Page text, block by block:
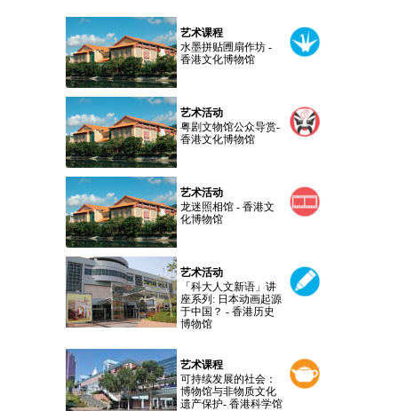
艺术课程
水墨拼贴圑扇作坊 -
香港文化博物馆
艺术活动
粤剧文物馆公众导赏-
香港文化博物馆
艺术活动
龙迷照相馆 - 香港文
化博物馆
艺术活动
「科大人文新语」讲
座系列: 日本动画起源
于中国？ - 香港历史
博物馆
艺术课程
可持续发展的社会：
博物馆与非物质文化
遗产保护- 香港科学馆